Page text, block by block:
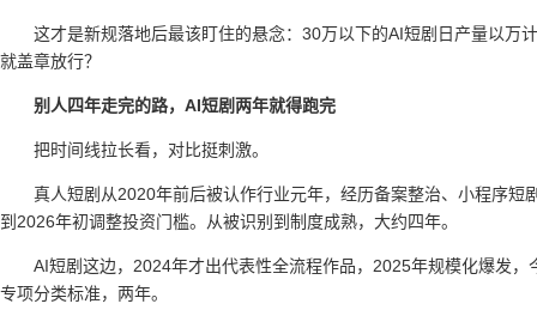
这才是新规落地后最该盯住的悬念：30万以下的AI短剧日产量以万
就盖章放行？
别人四年走完的路，AI短剧两年就得跑完
把时间线拉长看，对比挺刺激。
真人短剧从2020年前后被认作行业元年，经历备案整治、小程序
到2026年初调整投资门槛。从被识别到制度成熟，大约四年。
AI短剧这边，2024年才出代表性全流程作品，2025年规模化爆发
专项分类标准，两年。